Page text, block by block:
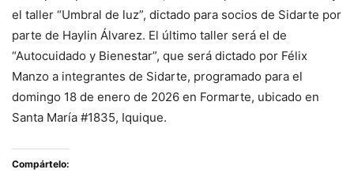
el taller “Umbral de luz”, dictado para socios de Sidarte por
parte de Haylin Álvarez. El último taller será el de
“Autocuidado y Bienestar”, que será dictado por Félix
Manzo a integrantes de Sidarte, programado para el
domingo 18 de enero de 2026 en Formarte, ubicado en
Santa María #1835, Iquique.
Compártelo: